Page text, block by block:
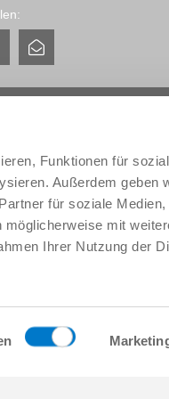
Funktionen für
Außerdem geben
für soziale Medien,
mit
Ihrer Nutzung der
Unternehmen
THE KNOW-HOW FACTORY
Historie
Awards